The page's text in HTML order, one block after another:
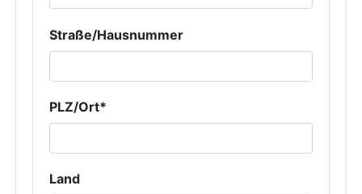
Straße/Hausnummer
PLZ/Ort*
Land